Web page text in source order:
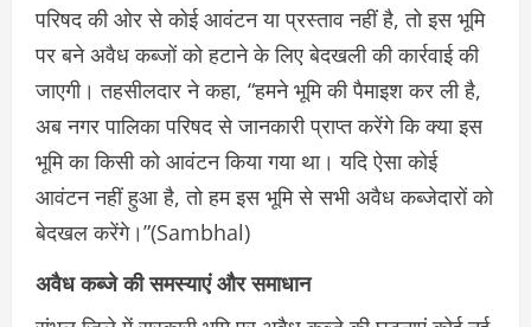
परिषद की ओर से कोई आवंटन या प्रस्ताव नहीं है, तो इस भूमि
पर बने अवैध कब्जों को हटाने के लिए बेदखली की कार्रवाई की
जाएगी। तहसीलदार ने कहा, “हमने भूमि की पैमाइश कर ली है,
अब नगर पालिका परिषद से जानकारी प्राप्त करेंगे कि क्या इस
भूमि का किसी को आवंटन किया गया था। यदि ऐसा कोई
आवंटन नहीं हुआ है, तो हम इस भूमि से सभी अवैध कब्जेदारों को
बेदखल करेंगे।”(Sambhal)
अवैध कब्जे की समस्याएं और समाधान